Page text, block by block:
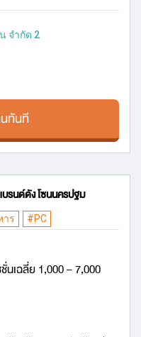
จำกัด 2
ทันที
รนด์ดัง โซนนครปฐม
าร #PC
เฉลี่ย 1,000 – 7,000